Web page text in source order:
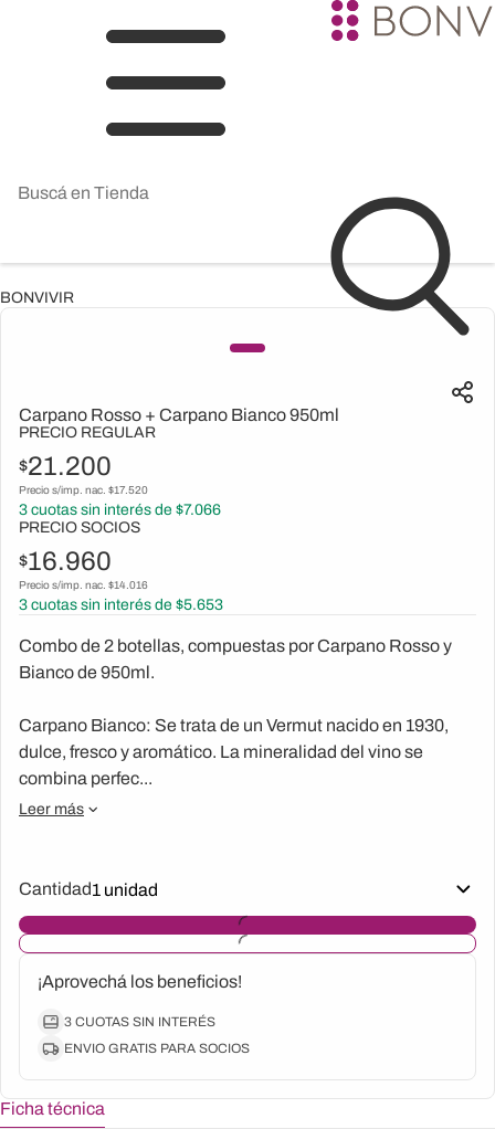
BONVIVIR
Carpano Rosso + Carpano Bianco 950ml
PRECIO REGULAR
$21.200
Precio s/imp. nac. $17.520
3 cuotas sin interés de $7.066
PRECIO SOCIOS
$16.960
Precio s/imp. nac. $14.016
3 cuotas sin interés de $5.653
Combo de 2 botellas, compuestas por Carpano Rosso y
Bianco de 950ml.
Carpano Bianco: Se trata de un Vermut nacido en 1930,
dulce, fresco y aromático. La mineralidad del vino se
combina perfec...
Leer más
¡Aprovechá los beneficios!
3 CUOTAS SIN INTERÉS
ENVIO GRATIS PARA SOCIOS
Cantidad
Ficha técnica